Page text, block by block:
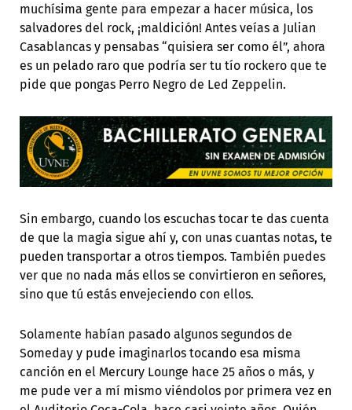
muchísima gente para empezar a hacer música, los
salvadores del rock, ¡maldición! Antes veías a Julian
Casablancas y pensabas “quisiera ser como él”, ahora
es un pelado raro que podría ser tu tío rockero que te
pide que pongas Perro Negro de Led Zeppelin.
Sin embargo, cuando los escuchas tocar te das cuenta
de que la magia sigue ahí y, con unas cuantas notas, te
pueden transportar a otros tiempos. También puedes
ver que no nada más ellos se convirtieron en señores,
sino que tú estás envejeciendo con ellos.
Solamente habían pasado algunos segundos de
Someday y pude imaginarlos tocando esa misma
canción en el Mercury Lounge hace 25 años o más, y
me pude ver a mí mismo viéndolos por primera vez en